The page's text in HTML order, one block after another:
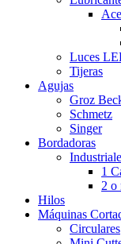
Luces
Tijeras
Agujas
Groz
Schmetz
Singer
Bordadoras
1
2 o
Hilos
Máquinas
Circulares